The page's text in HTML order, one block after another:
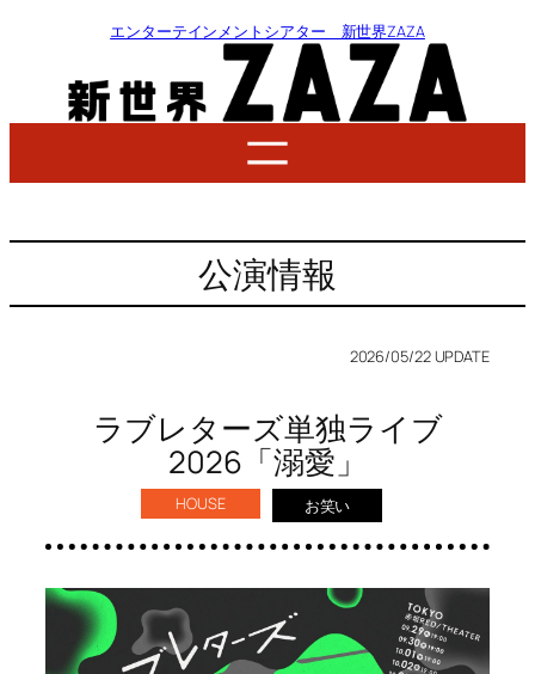
エンターテインメントシアター 新世界ZAZA
公演情報
2026/05/22 UPDATE
ラブレターズ単独ライブ
2026「溺愛」
HOUSE お笑い